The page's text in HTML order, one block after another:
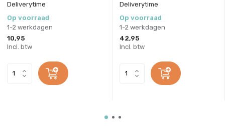
Deliverytime
Op voorraad
1-2 werkdagen
10,95
Incl. btw
Deliverytime
Op voorraad
1-2 werkdagen
42,95
Incl. btw